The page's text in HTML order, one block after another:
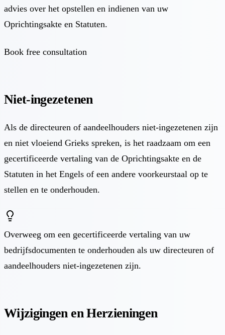
advies over het opstellen en indienen van uw
Oprichtingsakte en Statuten.
Book free consultation
Niet-ingezetenen
Als de directeuren of aandeelhouders niet-ingezetenen zijn
en niet vloeiend Grieks spreken, is het raadzaam om een
gecertificeerde vertaling van de Oprichtingsakte en de
Statuten in het Engels of een andere voorkeurstaal op te
stellen en te onderhouden.
Overweeg om een gecertificeerde vertaling van uw
bedrijfsdocumenten te onderhouden als uw directeuren of
aandeelhouders niet-ingezetenen zijn.
Wijzigingen en Herzieningen